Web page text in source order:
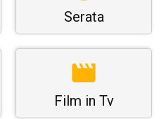
Serata
Film in Tv